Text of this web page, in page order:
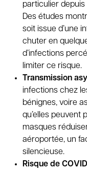
particulier depuis
Des études
soit issue d’une
chuter en
d’infections
limiter ce risque.
Transmission
infections chez
bénignes, voire
qu’elles peuvent
masques
aéroportée, un
silencieuse.
Risque de